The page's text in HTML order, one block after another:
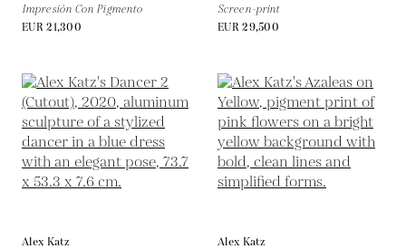
Impresión Con Pigmento
EUR 21,300
Screen-print
EUR 29,500
Alex Katz
Alex Katz